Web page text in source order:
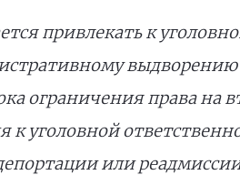
привлекать к
ограничения права на
уголовной
или